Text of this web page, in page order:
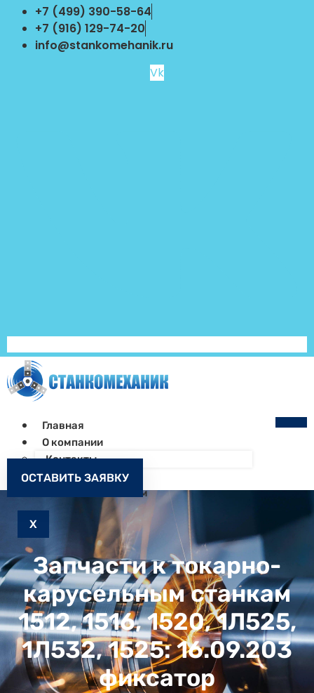
Перейти
содержимому
+7 (499) 390-58-64
+7 (916) 129-74-20
info@stankomehanik.ru
Vk
Главная
О компании
Контакты
Как заказать
Запчасти к станкам
X
ОСТАВИТЬ ЗАЯВКУ
Запчасти к токарно-
карусельным станкам
1512, 1516, 1520, 1Л525,
1Л532, 1525: 16.09.203
фиксатор